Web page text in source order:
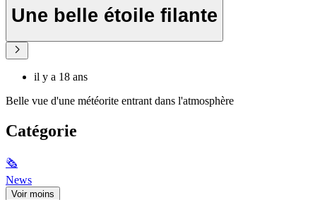
Une belle étoile filante
il y a 18 ans
Belle vue d'une météorite entrant dans l'atmosphère
Catégorie
🗞
News
Voir moins